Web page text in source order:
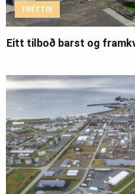
FRÉTTIR
Eitt tilboð barst og